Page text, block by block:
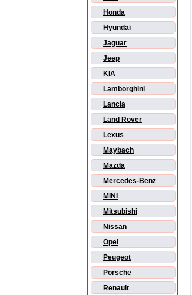
Honda
Hyundai
Jaguar
Jeep
KIA
Lamborghini
Lancia
Land Rover
Lexus
Maybach
Mazda
Mercedes-Benz
MINI
Mitsubishi
Nissan
Opel
Peugeot
Porsche
Renault